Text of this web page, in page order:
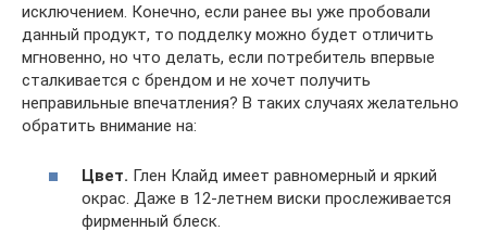
исключением. Конечно, если ранее вы уже пробовали
данный продукт, то подделку можно будет отличить
мгновенно, но что делать, если потребитель впервые
сталкивается с брендом и не хочет получить
неправильные впечатления? В таких случаях желательно
обратить внимание на:
Цвет. Глен Клайд имеет равномерный и яркий
окрас. Даже в 12-летнем виски прослеживается
фирменный блеск.